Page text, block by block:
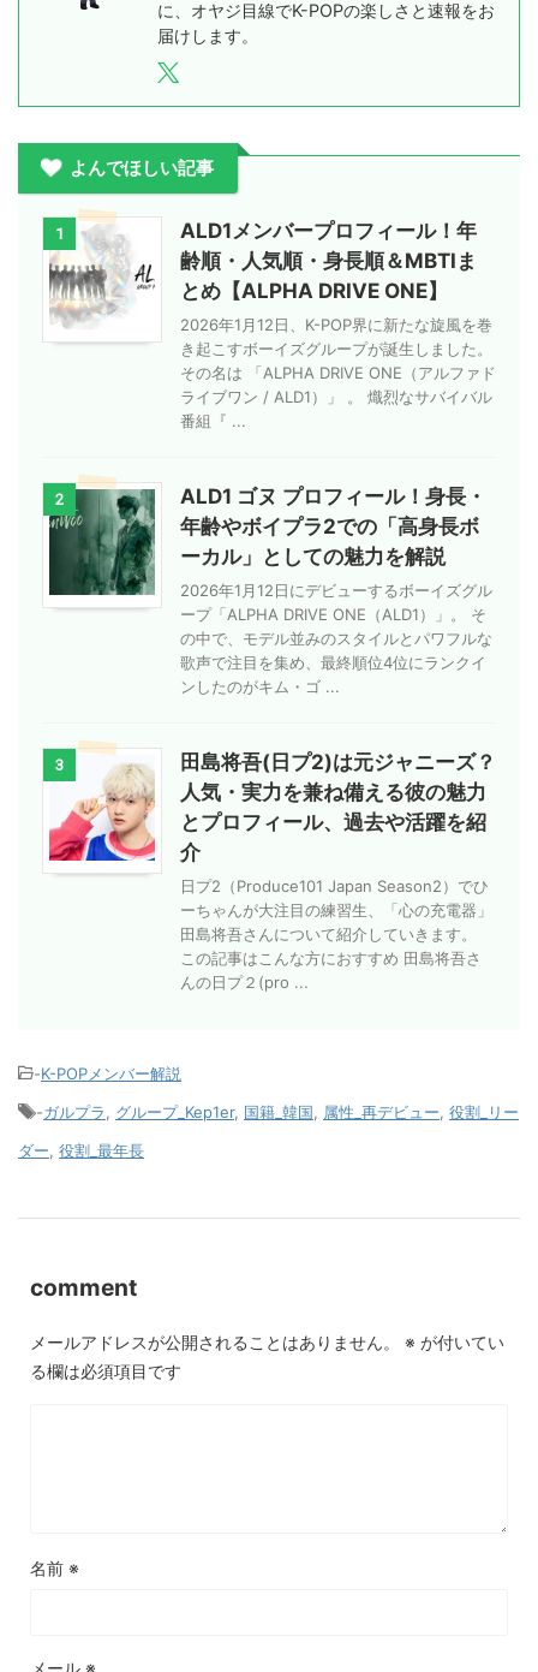
に、オヤジ目線でK-POPの楽しさと速報をお
届けします。
よんでほしい記事
1
ALD1メンバープロフィール！年
齢順・人気順・身長順＆MBTIま
とめ【ALPHA DRIVE ONE】
2026年1月12日、K-POP界に新たな旋風を巻
き起こすボーイズグループが誕生しました。
その名は 「ALPHA DRIVE ONE（アルファド
ライブワン / ALD1）」 。 熾烈なサバイバル
番組『 ...
2
ALD1 ゴヌ プロフィール！身長・
年齢やボイプラ2での「高身長ボ
ーカル」としての魅力を解説
2026年1月12日にデビューするボーイズグル
ープ「ALPHA DRIVE ONE（ALD1）」。 そ
の中で、モデル並みのスタイルとパワフルな
歌声で注目を集め、最終順位4位にランクイ
ンしたのがキム・ゴ ...
3
田島将吾(日プ2)は元ジャニーズ？
人気・実力を兼ね備える彼の魅力
とプロフィール、過去や活躍を紹
介
日プ2（Produce101 Japan Season2）でひ
ーちゃんが大注目の練習生、「心の充電器」
田島将吾さんについて紹介していきます。
この記事はこんな方におすすめ 田島将吾さ
んの日プ２(pro ...
-K-POPメンバー解説
-ガルプラ グループ_Kep1er, 国籍_韓国 属性_再デビュー 役割_リー
ダー 役割_最年長
comment
メールアドレスが公開されることはありません。 ※ が付いてい
る欄は必須項目です
名前 ※